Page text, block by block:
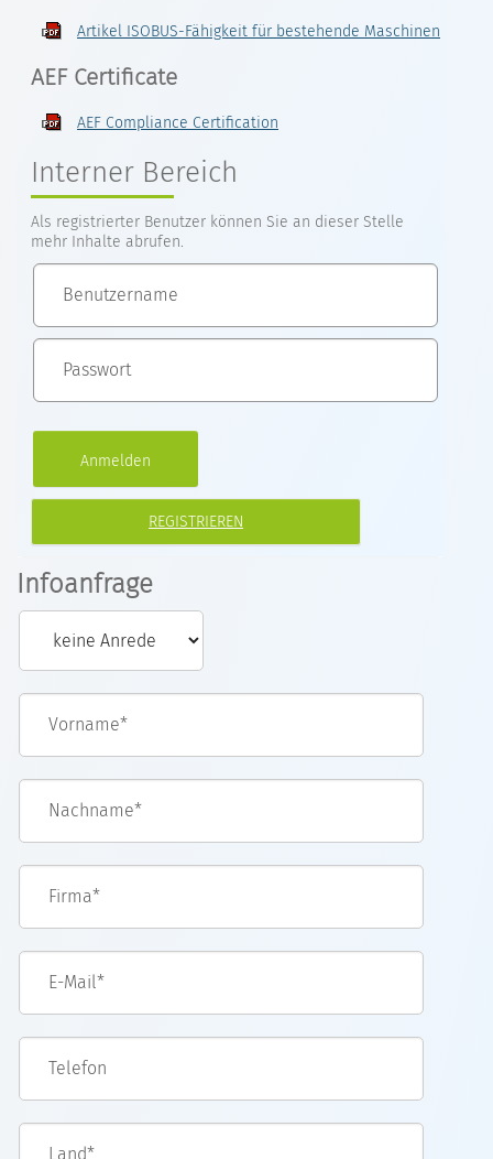
Artikel ISOBUS-Fähigkeit für bestehende Maschinen
AEF Certificate
AEF Compliance Certification
Interner Bereich
Als registrierter Benutzer können Sie an dieser Stelle
mehr Inhalte abrufen.
REGISTRIEREN
Infoanfrage
Vorname*
Nachname*
Firma*
E-Mail*
Telefon
Land*